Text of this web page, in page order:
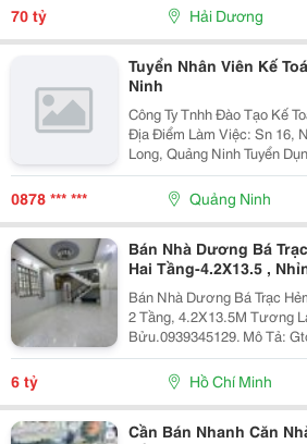
70 tỷ Hải Dương
Tuyển Nhân Viên Kế
Ninh
Công Ty Tnhh Đào Tạo Kế
Địa Điểm Làm Việc: Sn 16,
Long, Quảng Ninh Tuyển Dụng 1. Nhân Viên Kế Toán
Thuế : 05 Mô Tả Công Việc: &Bull; Thực Hiện Các Công
Việc Liên Quan Đến Kế Toán
0878 *** *** Quảng Ninh
Bán Nhà Dương Bá
Hai Tầng-4.2X13.5 ,
Bán Nhà Dương Bá Trạc
2 Tầng, 4.2X13.5M Tương
Bửu.0939345129. Mô Tả:
Tầng Btct Kiên Cố, 2
Trạc Thông Tạ Quang
Tần, Dạ...
6 tỷ Hồ Chí Minh
Cần Bán Nhanh Căn